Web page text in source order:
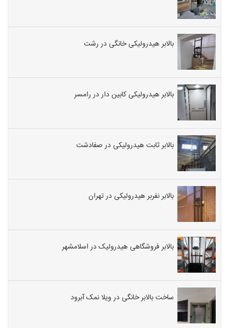
بالابر هیدرولیکی خانگی در رشت
بالابر هیدرولیکی کابین دار در رامسر
بالابر ثابت هیدرولیکی در صفادشت
بالابر نفربر هیدرولیکی در تهران
بالابر فروشگاهی هیدرولیک در اسلامشهر
ساخت بالابر خانگی در ویلا نمک آبرود